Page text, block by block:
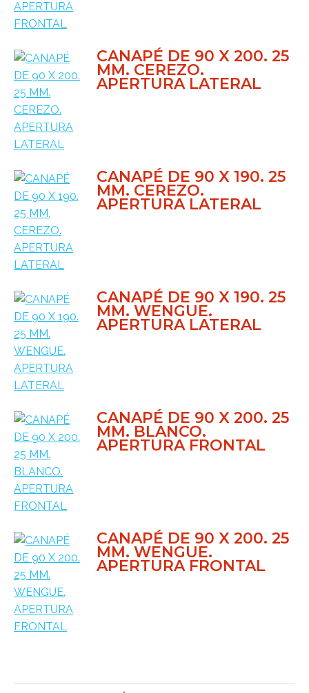
CANAPÉ DE 90 X 200. 25
MM. CEREZO.
APERTURA LATERAL
CANAPÉ DE 90 X 190. 25
MM. CEREZO.
APERTURA LATERAL
CANAPÉ DE 90 X 190. 25
MM. WENGUE.
APERTURA LATERAL
CANAPÉ DE 90 X 200. 25
MM. BLANCO.
APERTURA FRONTAL
CANAPÉ DE 90 X 200. 25
MM. WENGUE.
APERTURA FRONTAL